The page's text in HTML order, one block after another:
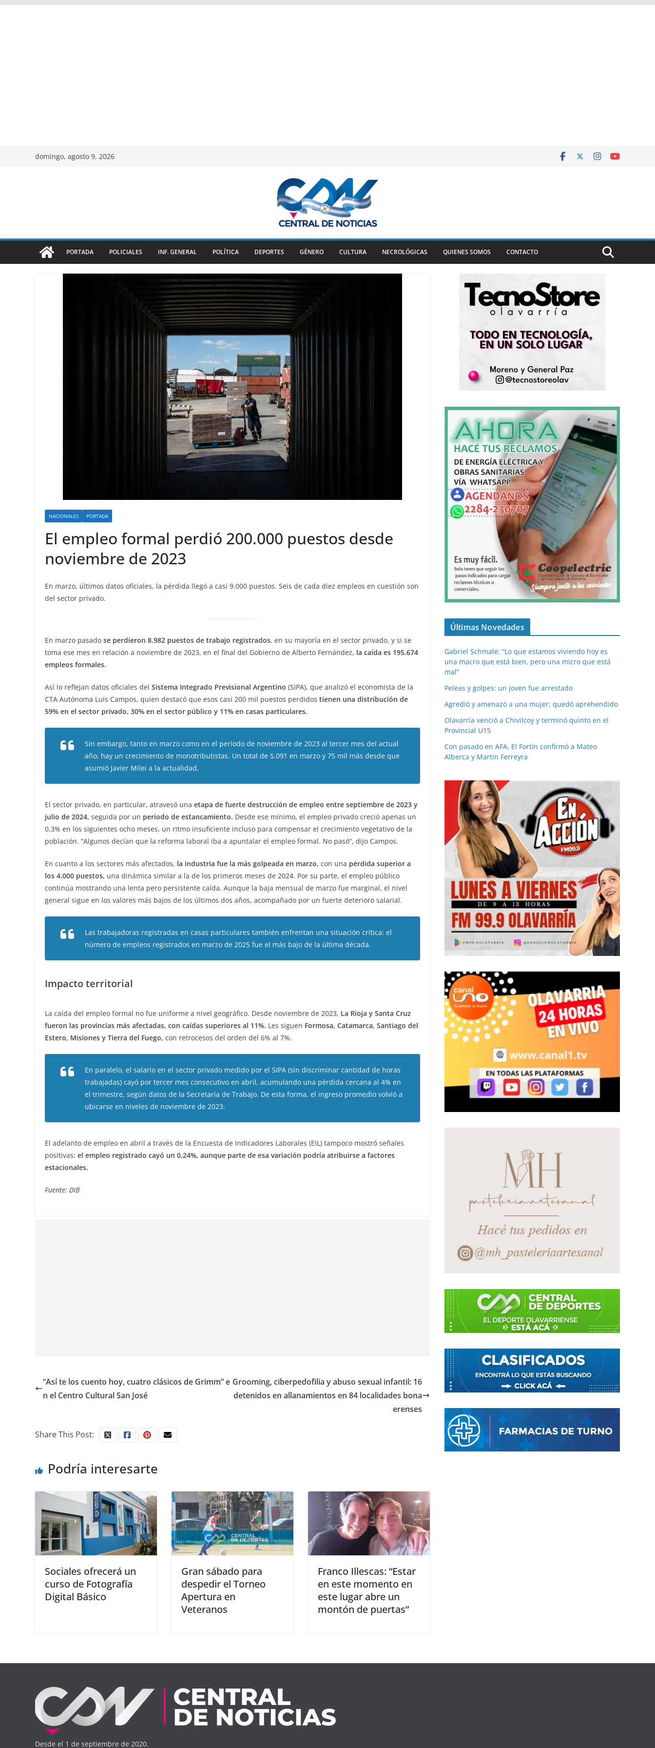
domingo, agosto 9, 2026
PORTADA POLICIALES INF. GENERAL POLÍTICA DEPORTES GÉNERO CULTURA NECROLÓGICAS QUIENES SOMOS CONTACTO
NACIONALES PORTADA
El empleo formal perdió 200.000 puestos desde
noviembre de 2023
En marzo, últimos datos oficiales, la pérdida llegó a casi 9.000 puestos. Seis de cada diez empleos en cuestión son
del sector privado.
En marzo pasado se perdieron 8.982 puestos de trabajo registrados, en su mayoría en el sector privado, y si se
toma ese mes en relación a noviembre de 2023, en el final del Gobierno de Alberto Fernández, la caída es 195.674
empleos formales.
Así lo reflejan datos oficiales del Sistema Integrado Previsional Argentino (SIPA), que analizó el economista de la
CTA Autónoma Luis Campos, quien destacó que esos casi 200 mil puestos perdidos tienen una distribución de
59% en el sector privado, 30% en el sector público y 11% en casas particulares.
Sin embargo, tanto en marzo como en el período de noviembre de 2023 al tercer mes del actual
año, hay un crecimiento de monotributistas. Un total de 5.091 en marzo y 75 mil más desde que
asumió Javier Milei a la actualidad.
El sector privado, en particular, atravesó una etapa de fuerte destrucción de empleo entre septiembre de 2023 y
julio de 2024, seguida por un período de estancamiento. Desde ese mínimo, el empleo privado creció apenas un
0,3% en los siguientes ocho meses, un ritmo insuficiente incluso para compensar el crecimiento vegetativo de la
población. “Algunos decían que la reforma laboral iba a apuntalar el empleo formal. No pasó”, dijo Campos.
En cuanto a los sectores más afectados, la industria fue la más golpeada en marzo, con una pérdida superior a
los 4.000 puestos, una dinámica similar a la de los primeros meses de 2024. Por su parte, el empleo público
continúa mostrando una lenta pero persistente caída. Aunque la baja mensual de marzo fue marginal, el nivel
general sigue en los valores más bajos de los últimos dos años, acompañado por un fuerte deterioro salarial.
Las trabajadoras registradas en casas particulares también enfrentan una situación crítica: el
número de empleos registrados en marzo de 2025 fue el más bajo de la última década.
Impacto territorial
La caída del empleo formal no fue uniforme a nivel geográfico. Desde noviembre de 2023, La Rioja y Santa Cruz
fueron las provincias más afectadas, con caídas superiores al 11%. Les siguen Formosa, Catamarca, Santiago del
Estero, Misiones y Tierra del Fuego, con retrocesos del orden del 6% al 7%.
En paralelo, el salario en el sector privado medido por el SIPA (sin discriminar cantidad de horas
trabajadas) cayó por tercer mes consecutivo en abril, acumulando una pérdida cercana al 4% en
el trimestre, según datos de la Secretaría de Trabajo. De esta forma, el ingreso promedio volvió a
ubicarse en niveles de noviembre de 2023.
El adelanto de empleo en abril a través de la Encuesta de Indicadores Laborales (EIL) tampoco mostró señales
positivas: el empleo registrado cayó un 0,24%, aunque parte de esa variación podría atribuirse a factores
estacionales.
Fuente: DIB
“Así te los cuento hoy, cuatro clásicos de Grimm” e
n el Centro Cultural San José
Grooming, ciberpedofilia y abuso sexual infantil: 16
detenidos en allanamientos en 84 localidades bona
erenses
Share This Post:
Podría interesarte
Sociales ofrecerá un
curso de Fotografía
Digital Básico
Gran sábado para
despedir el Torneo
Apertura en
Veteranos
Franco Illescas: “Estar
en este momento en
este lugar abre un
montón de puertas”
Últimas Novedades
Gabriel Schmale: “Lo que estamos viviendo hoy es
una macro que está bien, pero una micro que está
mal”
Peleas y golpes: un joven fue arrestado
Agredió y amenazó a una mujer: quedó aprehendido
Olavarría venció a Chivilcoy y terminó quinto en el
Provincial U15
Con pasado en AFA, El Fortín confirmó a Mateo
Alberca y Martín Ferreyra
Desde el 1 de septiembre de 2020.